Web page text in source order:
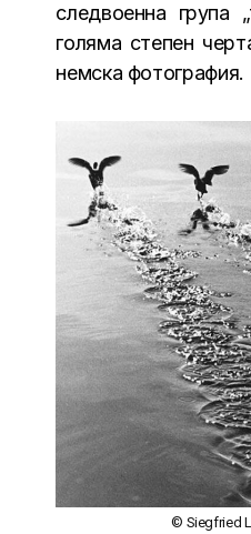
следвоенна група
голяма степен
немска фотография.
© Siegfried